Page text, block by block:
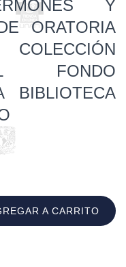
Y
ORATORIA
FONDO
BIBLIOTECA
A CARRITO